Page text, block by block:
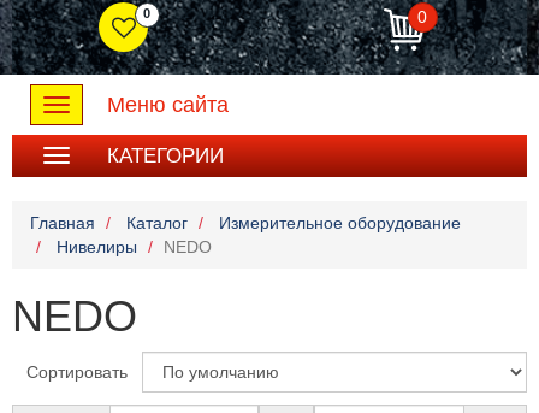
0 0
Toggle
navigation
Меню сайта
КАТЕГОРИИ
Главная Каталог
Измерительное оборудование
Нивелиры
NEDO
NEDO
Сортировать